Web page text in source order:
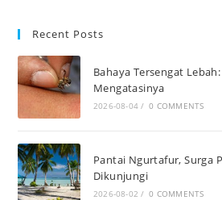
Recent Posts
Bahaya Tersengat
Mengatasinya
2026-08-04 / 0 COMMENTS
Pantai Ngurtafur, Surga
Dikunjungi
2026-08-02 / 0 COMMENTS